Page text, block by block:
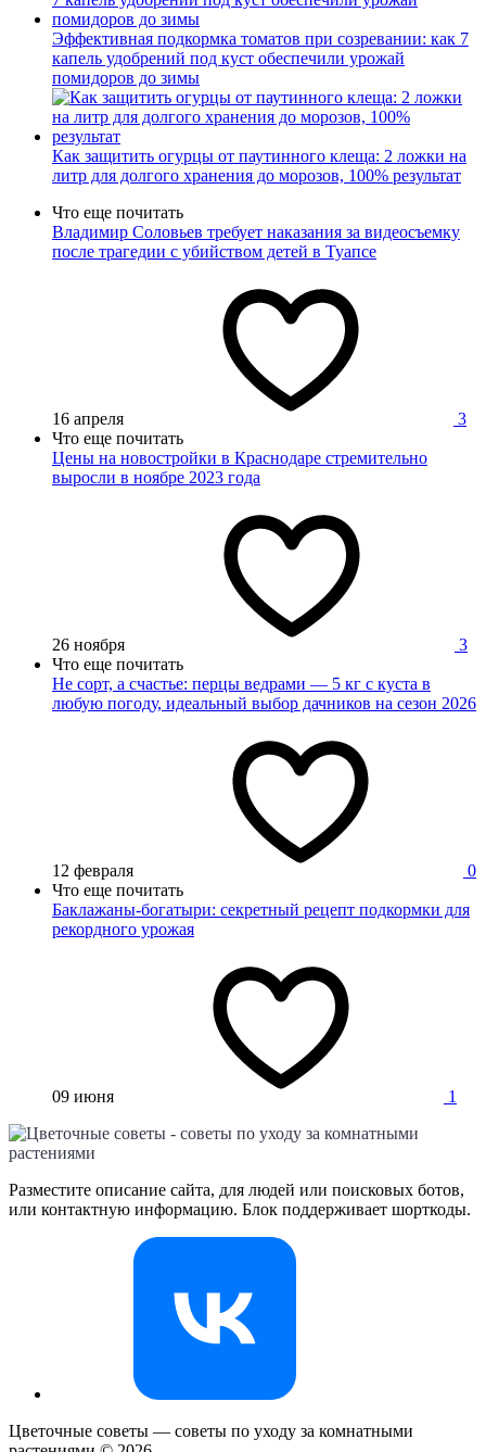
Эффективная подкормка томатов при созревании: как 7
капель удобрений под куст обеспечили урожай
помидоров до зимы
Как защитить огурцы от паутинного клеща: 2 ложки на
литр для долгого хранения до морозов, 100% результат
Что еще почитать
Владимир Соловьев требует наказания за видеосъемку
после трагедии с убийством детей в Туапсе
16 апреля
3
Что еще почитать
Цены на новостройки в Краснодаре стремительно
выросли в ноябре 2023 года
26 ноября
3
Что еще почитать
Не сорт, а счастье: перцы ведрами — 5 кг с куста в
любую погоду, идеальный выбор дачников на сезон 2026
12 февраля
0
Что еще почитать
Баклажаны-богатыри: секретный рецепт подкормки для
рекордного урожая
09 июня 1
Разместите описание сайта, для людей или поисковых ботов,
или контактную информацию. Блок поддерживает шорткоды.
Цветочные советы — советы по уходу за комнатными